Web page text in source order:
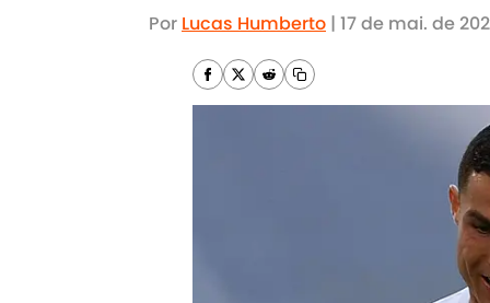
Por Lucas Humberto | 17 de mai. de